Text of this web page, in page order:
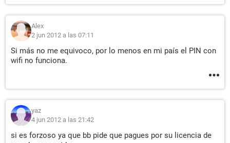
Alex
2 jun 2012 a las 07:11
Si más no me equivoco, por lo menos en mi país el PIN con
wifi no funciona.
yaz
4 jun 2012 a las 21:42
si es forzoso ya que bb pide que pagues por su licencia de